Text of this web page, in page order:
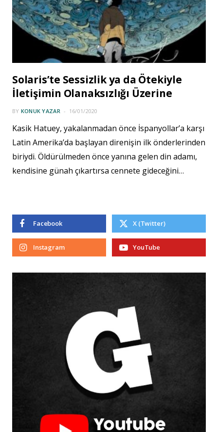
Solaris’te Sessizlik ya da Ötekiyle
İletişimin Olanaksızlığı Üzerine
BY KONUK YAZAR 16/01/2020
Kasik Hatuey, yakalanmadan önce İspanyollar’a karşı
Latin Amerika’da başlayan direnişin ilk önderlerinden
biriydi. Öldürülmeden önce yanına gelen din adamı,
kendisine günah çıkartırsa cennete gideceğini…
Facebook X (Twitter)
Instagram YouTube